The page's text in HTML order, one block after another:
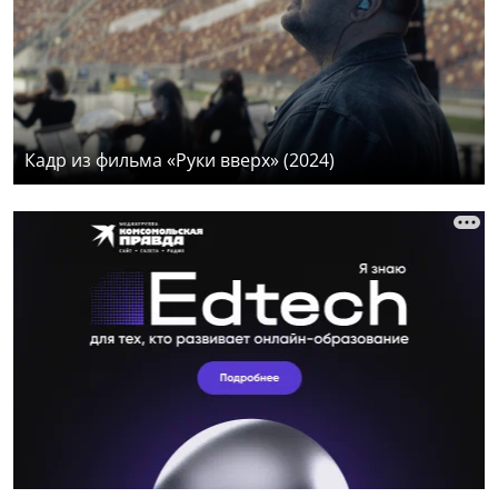
Кадр из фильма «Руки вверх» (2024)